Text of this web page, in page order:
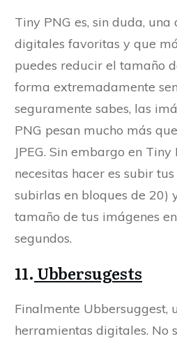
Tiny PNG es, sin duda,
digitales favoritas y que
puedes reducir el tamaño
forma extremadamente
seguramente sabes, las
PNG pesan mucho más
JPEG. Sin embargo en
necesitas hacer es subir
subirlas en bloques de 20)
tamaño de tus imágenes
segundos.
11. Ubbersugests
Finalmente Ubbersuggest,
herramientas digitales. No